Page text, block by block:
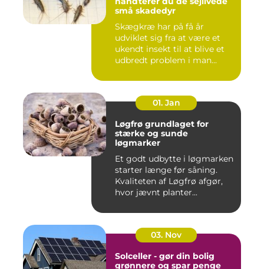
små skadedyr
Skægkræ har på få år
udviklet sig fra at være et
ukendt insekt til at blive et
udbredt problem i man...
01. Jan
Løgfrø grundlaget for
stærke og sunde
løgmarker
Et godt udbytte i løgmarken
starter længe før såning.
Kvaliteten af Løgfrø afgør,
hvor jævnt planter...
03. Nov
Solceller - gør din bolig
grønnere og spar penge